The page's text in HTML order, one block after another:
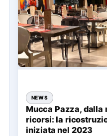
NEWS
Mucca Pazza, dalla
ricorsi: la
iniziata nel 2023